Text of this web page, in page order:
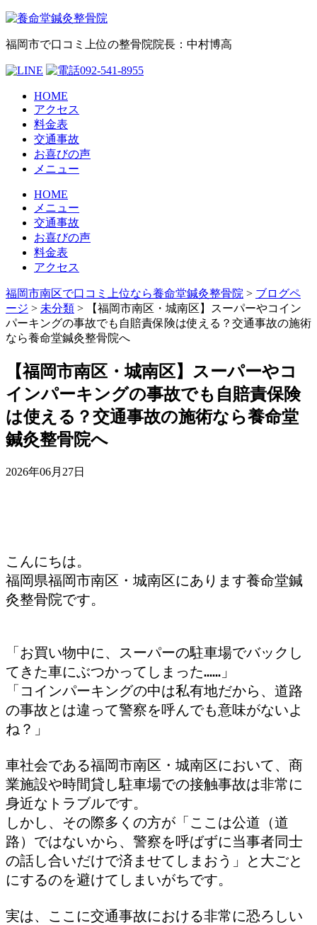
福岡市で口コミ上位の整骨院院長：中村博高
HOME
アクセス
料金表
交通事故
お喜びの声
メニュー
HOME
メニュー
交通事故
お喜びの声
料金表
アクセス
福岡市南区で口コミ上位なら養命堂鍼灸整骨院 > ブログペ
ージ > 未分類 >
【福岡市南区・城南区】スーパーやコイン
パーキングの事故でも自賠責保険は使える？交通事故の施術
なら養命堂鍼灸整骨院へ
【福岡市南区・城南区】スーパーやコ
インパーキングの事故でも自賠責保険
は使える？交通事故の施術なら養命堂
鍼灸整骨院へ
2026年06月27日
こんにちは。
福岡県福岡市南区・城南区にあります養命堂鍼
灸整骨院です。
「お買い物中に、スーパーの駐車場でバックし
てきた車にぶつかってしまった……」
「コインパーキングの中は私有地だから、道路
の事故とは違って警察を呼んでも意味がないよ
ね？」
車社会である福岡市南区・城南区において、商
業施設や時間貸し駐車場での接触事故は非常に
身近なトラブルです。
しかし、その際多くの方が「ここは公道（道
路）ではないから、警察を呼ばずに当事者同士
の話し合いだけで済ませてしまおう」と大ごと
にするのを避けてしまいがちです。
実は、ここに交通事故における非常に恐ろしい